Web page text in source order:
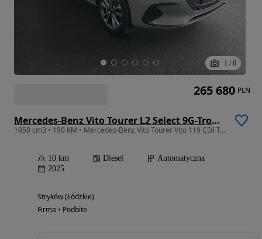
1 / 6
Mercedes-Benz Vito Tourer L2 Select 9G-Tronic 447.703
1950 cm3 • 190 KM • Mercedes-Benz Vito Tourer Vito 119 CDI Tourer SELECT długi 8 osobowy
10 km Diesel
Automatyczna
2025
Stryków (Łódzkie)
Firma • Podbite
265 680 PLN